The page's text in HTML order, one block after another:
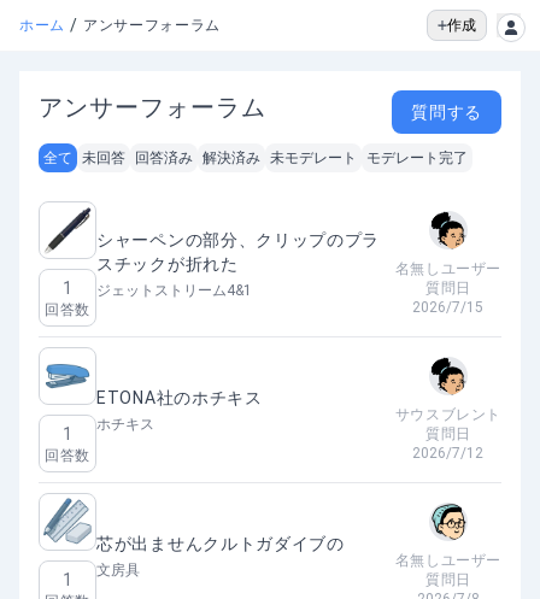
ホーム / アンサーフォーラム 作成
アンサーフォーラム 質問する
全て 未回答 回答済み 解決済み 未モデレート モデレート完了
1
回答数
シャーペンの部分、クリップのプラ
スチックが折れた
ジェットストリーム4&1
名無しユーザー
質問日
2026/7/15
1
回答数
ETONA社のホチキス
ホチキス
サウスブレント
質問日
2026/7/12
1
芯が出ませんクルトガダイブの
文房具
名無しユーザー
質問日